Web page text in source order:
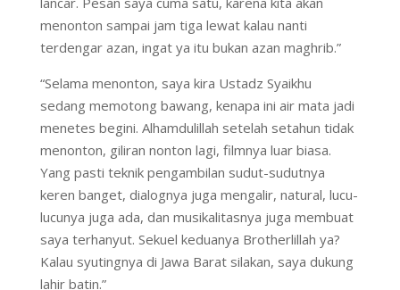
menonton sampai jam tiga lewat kalau nanti
terdengar azan, ingat ya itu bukan azan maghrib.”
“Selama menonton, saya kira Ustadz Syaikhu
sedang memotong bawang, kenapa ini air mata jadi
menetes begini. Alhamdulillah setelah setahun tidak
menonton, giliran nonton lagi, filmnya luar biasa.
Yang pasti teknik pengambilan sudut-sudutnya
keren banget, dialognya juga mengalir, natural, lucu-
lucunya juga ada, dan musikalitasnya juga membuat
saya terhanyut. Sekuel keduanya Brotherlillah ya?
Kalau syutingnya di Jawa Barat silakan, saya dukung
lahir batin.”